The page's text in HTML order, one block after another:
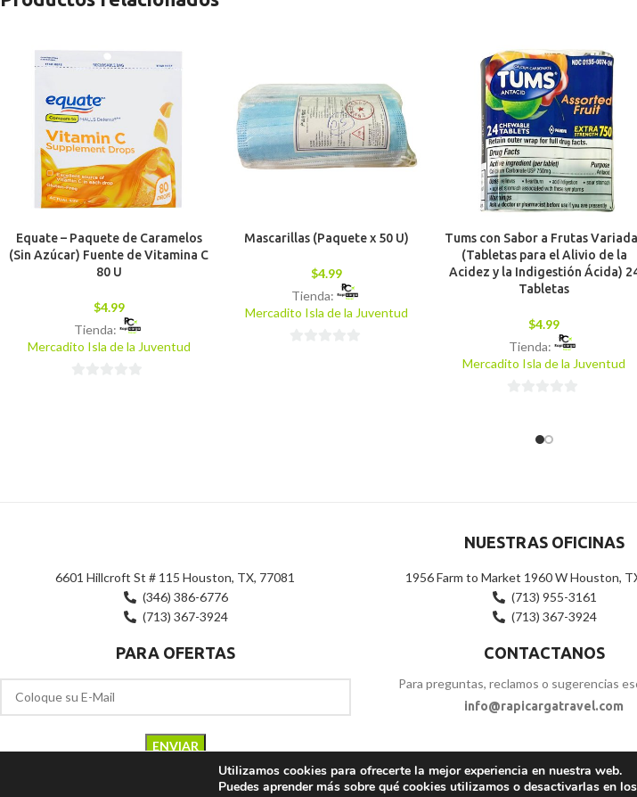
Equate – Paquete de Caramelos
(Sin Azúcar) Fuente de Vitamina C
80 U
$4.99
Tienda:
Mercadito Isla de la Juventud
Mascarillas (Paquete x 50 U)
$4.99
Tienda:
Mercadito Isla de la Juventud
Tums con Sabor a Frutas
(Tabletas para el Alivio de la
Acidez y la Indigestión Ácida)
Tabletas
$4.99
Tienda:
Mercadito Isla de la Juventud
NUESTRAS OFICINAS
6601 Hillcroft St # 115 Houston, TX, 77081
(346) 386-6776
(713) 367-3924
1956 Farm to Market 1960 W Houston,
(713) 955-3161
(713) 367-3924
PARA OFERTAS CONTACTANOS
Para preguntas, reclamos o sugerencias
info@rapicargatravel.com
Utilizamos cookies para ofrecerte la mejor experiencia en nuestra web.
Puedes aprender más sobre qué cookies utilizamos o desactivarlas en